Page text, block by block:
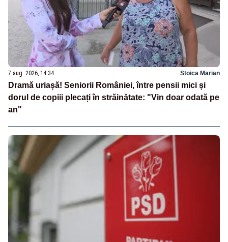
7 aug. 2026, 14:34 Stoica Marian
Dramă uriașă! Seniorii României, între pensii mici și
dorul de copiii plecați în străinătate: "Vin doar odată pe
an"